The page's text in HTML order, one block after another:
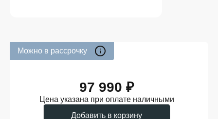
Можно в рассрочку
97 990 ₽
Цена указана при оплате наличными
Добавить в корзину